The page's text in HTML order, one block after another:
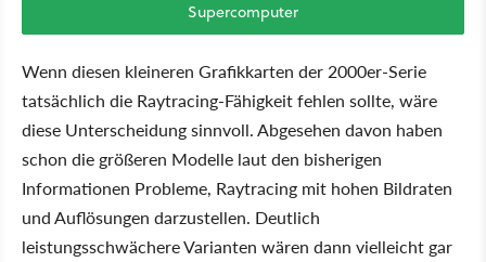
Supercomputer
Wenn diesen kleineren Grafikkarten der 2000er-Serie
tatsächlich die Raytracing-Fähigkeit fehlen sollte, wäre
diese Unterscheidung sinnvoll. Abgesehen davon haben
schon die größeren Modelle laut den bisherigen
Informationen Probleme, Raytracing mit hohen Bildraten
und Auflösungen darzustellen. Deutlich
leistungsschwächere Varianten wären dann vielleicht gar